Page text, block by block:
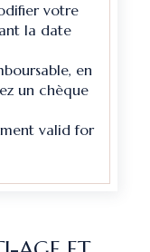
votre
la date
en
un chèque
valid for